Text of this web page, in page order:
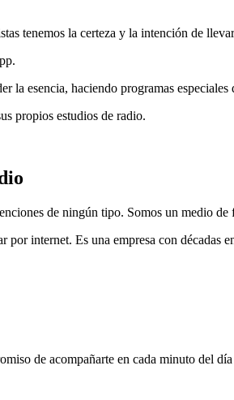
tenemos la certeza y la intención de
la esencia, haciendo programas especiales
propios estudios de radio.
de ningún tipo. Somos un medio
por internet. Es una empresa con décadas
de acompañarte en cada minuto del día